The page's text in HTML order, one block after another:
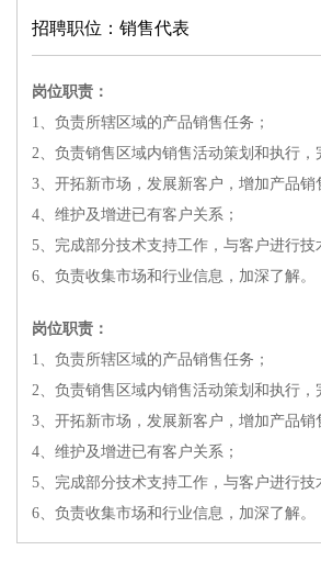
招聘职位：销售代表
岗位职责：
1、负责所辖区域的产品销售任务；
2、负责销售区域内销售活动策划和执行，
3、开拓新市场，发展新客户，增加产品销
4、维护及增进已有客户关系；
5、完成部分技术支持工作，与客户进行技
6、负责收集市场和行业信息，加深了解。
岗位职责：
1、负责所辖区域的产品销售任务；
2、负责销售区域内销售活动策划和执行，
3、开拓新市场，发展新客户，增加产品销
4、维护及增进已有客户关系；
5、完成部分技术支持工作，与客户进行技
6、负责收集市场和行业信息，加深了解。